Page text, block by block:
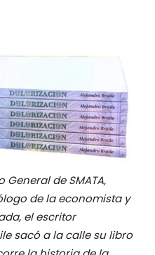
de SMATA,
de la economista y
el escritor
sacó a la calle su libro